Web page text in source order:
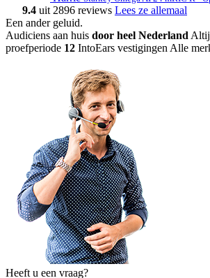
9.4 uit 2896 reviews Lees ze allemaal
Een ander geluid.
Audiciens aan huis door heel Nederland
proefperiode 12 IntoEars vestigingen Alle
Heeft u een vraag?